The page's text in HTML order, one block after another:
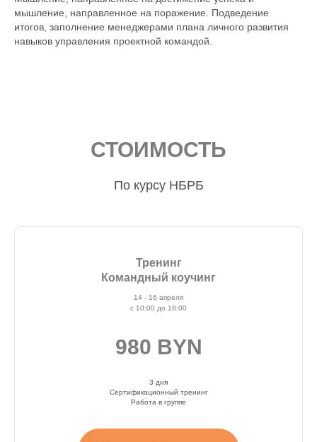
мышление, направленное на поражение. Подведение
итогов, заполнение менеджерами плана личного развития
навыков управления проектной командой.
СТОИМОСТЬ
По курсу НБРБ
Тренинг
Командный коучинг
14 - 16 апреля
с 10:00 до 18:00
980 BYN
3 дня
Сертификационный тренинг
Работа в группе